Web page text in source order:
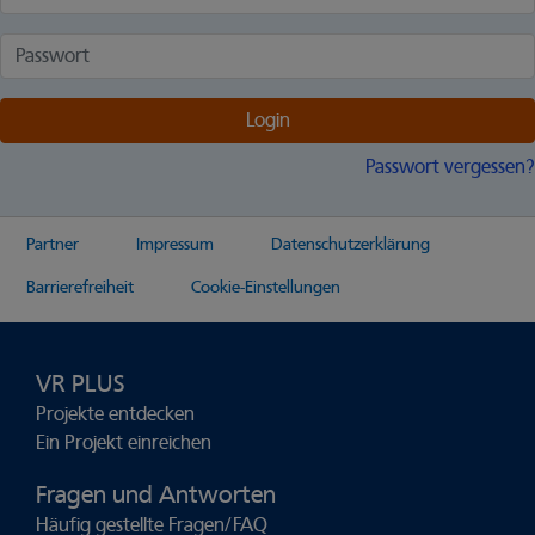
Login
Passwort vergessen?
Partner Impressum Datenschutzerklärung
Barrierefreiheit Cookie-Einstellungen
VR PLUS
Projekte entdecken
Ein Projekt einreichen
Fragen und Antworten
Häufig gestellte Fragen/FAQ